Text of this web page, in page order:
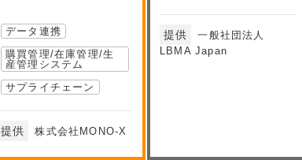
データ連携
購買管理/在庫管理/生
産管理システム
サプライチェーン
提供 株式会社MONO-X
提供
一般社団法人
LBMA Japan